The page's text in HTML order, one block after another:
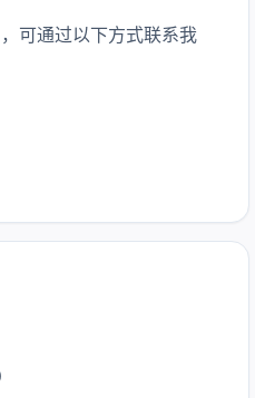
可通过以下方式联系我